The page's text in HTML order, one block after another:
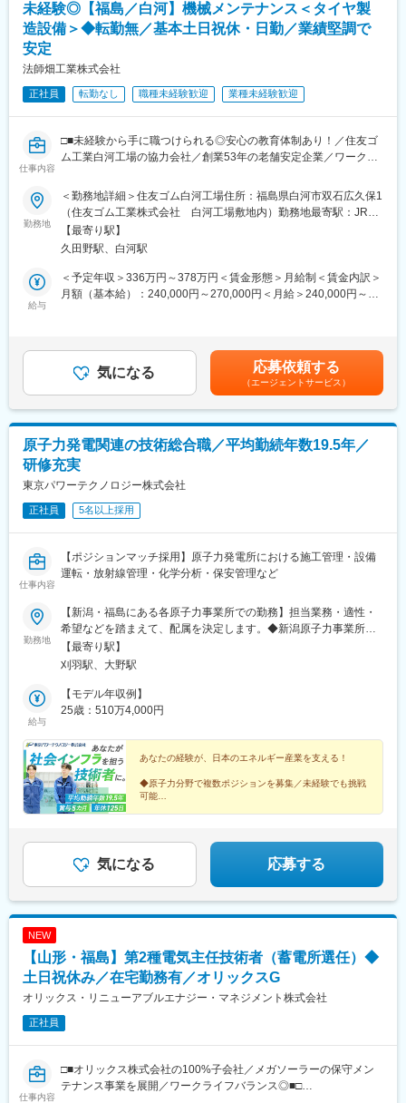
識を広げられる業務環境です。
す。
・年間維持管理計画・長期修繕計画の策定
・遠隔監視（モニタリングシステムによる稼働状況の確認）
・主任技術者としての保安管理（月次点検／年次点検）
・点検報告書・月次レポートの作成
変動）
■ポジションの魅力
・第三種資格を活かせる発電所管理の実務：第三種資格で担当で
きる高圧領域の保安・点検業務を中心に携わることができ、電気
主任技術者としての実務経験を積み上げることができます。
・特高が多い再エネ領域で、実務理解を広げられる：特高設備の
選任範囲は第二種以上ですが、再エネ領域では発電所大型化に伴
・国内第2位のO&M実績で技術の幅が広がる：全国2,000MW超の
発電所管理を行うO&M事業者として、多様な設備・環境での点検
経験が積めるため、技術者としての引き出しが増えます。
変更の範囲：会社の定める業務
未経験◎【福島／白河】機械メンテナンス＜タイヤ製
造設備＞◆転勤無／基本土日祝休・日勤／業績堅調で
安定
法師畑工業株式会社
正社員 転勤なし 職種未経験歓迎 業種未経験歓迎
仕事内容
□■未経験から手に職つけられる◎安心の教育体制あり！／住友ゴ
ム工業白河工場の協力会社／創業53年の老舗安定企業／ワークラ
■□
■業務概要：
住友ゴム白河工場にて、機械修理・メンテナンス作業を担当いた
だきます。
■具体的には：
◇設備メンテナンス、シリンダーのオーバーホール、搬送ライン
のメンテナンス、溶接による修理、墜落制止器具を着用した高所
住友ゴム様からの様々なご要望にお応えしていくうちに、現場で
考えながら成長し、いつの間にかオールラウンダーへと技術力が
磨かれていきます。
■入社後について：
丁寧なOJT指導があるため、安心して業務を習得できます。
作業習得まで1ヶ月程度を想定しており、研修中は2人作業で指
導、研修終了後より1人で作業いただきます。
■就業環境：
いう方でも安心して挑戦できる受け入れ体制があります。
・社員の資格取得を積極的に推進しており、各業務に必要な資格
は、会社として全額負担するなどスキルアップが叶う環境です。
・平均勤続年数は10年以上、現在は定年後の再雇用契約者も多数
・当社は従業員をとても大切にしており、社長との距離が近く、
働きやすい職場環境が整っています。従業員の要望には社長が直
けて、水道から温水が出るように交渉し、実際に設備を変更した
り、夏の暑さ対策としてスポットクーラーを導入したり、ヘルメ
ットをリニューアルしたりするなど、現場の声をもとに環境改善
を行っています。
・従業員同士や社長も交えてみんなでゴルフに行くほか、新年会
す。
変更の範囲：会社の定める業務
勤務地
＜勤務地詳細＞住友ゴム白河工場住所：福島県白河市双石広久保1
（住友ゴム工業株式会社 白河工場敷地内）勤務地最寄駅：JR東
北本線／白河駅受動喫煙対策：その他（屋内全面禁煙（屋外喫煙
可能場所有））変更の範囲：会社の定める事業所
【最寄り駅】
久田野駅、白河駅
給与
＜予定年収＞336万円～378万円＜賃金形態＞月給制＜賃金内訳＞
月額（基本給）：240,000円～270,000円＜月給＞240,000円～
変動あり賃金はあくまでも目安の金額であり、選考を通じて上下
する可能性があります。月給(月額)は固定手当を含めた表記です。
気になる 応募依頼する
（エージェントサービス）
原子力発電関連の技術総合職／平均勤続年数19.5年／
研修充実
東京パワーテクノロジー株式会社
正社員 5名以上採用
仕事内容
【ポジションマッチ採用】原子力発電所における施工管理・設備
運転・放射線管理・化学分析・保安管理など
勤務地
【新潟・福島にある各原子力事業所での勤務】担当業務・適性・
希望などを踏まえて、配属を決定します。◆新潟原子力事業所／
新潟県柏崎市青山町9-4（柏崎刈羽原子力発電所内）└JR越後線
「刈羽駅」より車で5分◆福島原子力事業所／福島県双葉郡大熊町
多くが利用する通勤バスを完備☆マイカー通勤も可能（承認制）
☆受動喫煙対策：あり（オフィス内禁煙）
【最寄り駅】
刈羽駅、大野駅
給与
【モデル年収例】
25歳：510万4,000円
あなたの経験が、日本のエネルギー産業を支える！
◆原子力分野で複数ポジションを募集／未経験でも挑戦
可能
気になる 応募する
NEW
【山形・福島】第2種電気主任技術者（蓄電所選任）◆
土日祝休み／在宅勤務有／オリックスG
オリックス・リニューアブルエナジー・マネジメント株式会社
正社員
仕事内容
□■オリックス株式会社の100%子会社／メガソーラーの保守メン
テナンス事業を展開／ワークライフバランス◎■□